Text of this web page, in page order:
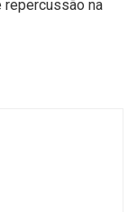
repercussão na